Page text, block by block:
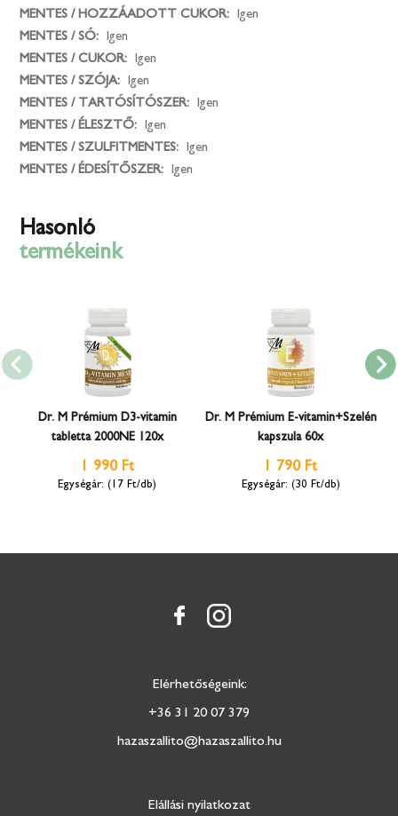
MENTES / HOZZÁADOTT CUKOR:
Igen
MENTES / SÓ:
Igen
MENTES / CUKOR:
Igen
MENTES / SZÓJA:
Igen
MENTES / TARTÓSÍTÓSZER:
Igen
MENTES / ÉLESZTŐ:
Igen
MENTES / SZULFITMENTES:
Igen
MENTES / ÉDESÍTŐSZER:
Igen
Hasonló
termékeink
Dr. M Prémium D3-vitamin
tabletta 2000NE 120x
1 990 Ft
(17 Ft/db)
Dr. M Prémium E-vitamin+Szelén
kapszula 60x
1 790 Ft
(30 Ft/db)
Elérhetőségeink:
+36 31 20 07 379
hazaszallito@hazaszallito.hu
Elállási nyilatkozat